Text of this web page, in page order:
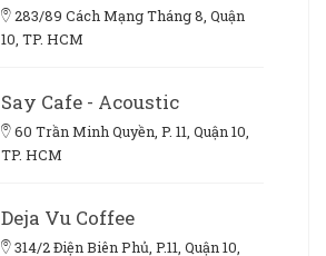
283/89 Cách Mạng Tháng 8, Quận
10, TP. HCM
Say Cafe - Acoustic
60 Trần Minh Quyền, P. 11, Quận 10,
TP. HCM
Deja Vu Coffee
314/2 Điện Biên Phủ, P.11, Quận 10,